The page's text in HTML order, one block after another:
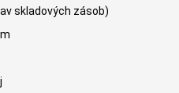
skladových zásob)